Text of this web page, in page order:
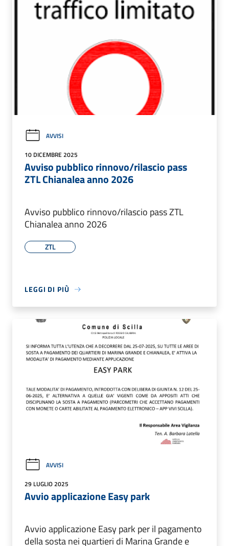
AVVISI
10 DICEMBRE 2025
Avviso pubblico rinnovo/rilascio pass
ZTL Chianalea anno 2026
Avviso pubblico rinnovo/rilascio pass ZTL
Chianalea anno 2026
ZTL
LEGGI DI PIÙ
AVVISI
29 LUGLIO 2025
Avvio applicazione Easy park
Avvio applicazione Easy park per il pagamento
della sosta nei quartieri di Marina Grande e